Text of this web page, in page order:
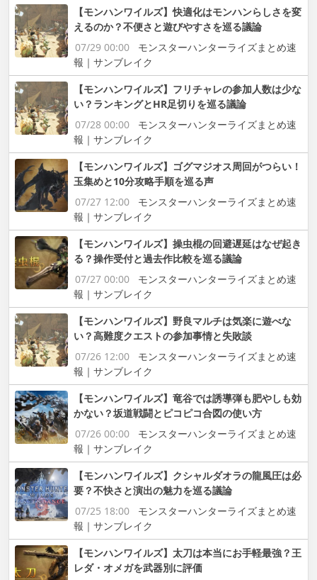
【モンハンワイルズ】快適化はモンハンらしさを変
えるのか？不便さと遊びやすさを巡る議論
07/29 00:00
モンスターハンターライズまとめ速
報｜サンブレイク
【モンハンワイルズ】フリチャレの参加人数は少な
い？ランキングとHR足切りを巡る議論
07/28 00:00
モンスターハンターライズまとめ速
報｜サンブレイク
【モンハンワイルズ】ゴグマジオス周回がつらい！
玉集めと10分攻略手順を巡る声
07/27 12:00
モンスターハンターライズまとめ速
報｜サンブレイク
【モンハンワイルズ】操虫棍の回避遅延はなぜ起き
る？操作受付と過去作比較を巡る議論
07/27 00:00
モンスターハンターライズまとめ速
報｜サンブレイク
【モンハンワイルズ】野良マルチは気楽に遊べな
い？高難度クエストの参加事情と失敗談
07/26 12:00
モンスターハンターライズまとめ速
報｜サンブレイク
【モンハンワイルズ】竜谷では誘導弾も肥やしも効
かない？坂道戦闘とピコピコ合図の使い方
07/26 00:00
モンスターハンターライズまとめ速
報｜サンブレイク
【モンハンワイルズ】クシャルダオラの龍風圧は必
要？不快さと演出の魅力を巡る議論
07/25 18:00
モンスターハンターライズまとめ速
報｜サンブレイク
【モンハンワイルズ】太刀は本当にお手軽最強？王
レダ・オメガを武器別に評価